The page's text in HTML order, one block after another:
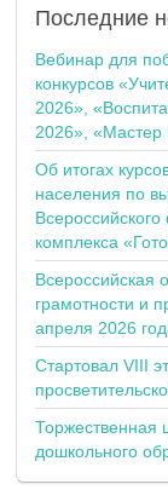
Последние
Вебинар для
конкурсов
2026»,
2026», «Мастер
Об итогах
населения по
Всероссийского
комплекса
Всероссийская
грамотности и
апреля 2026
Стартовал VIII
Торжественная
дошкольного